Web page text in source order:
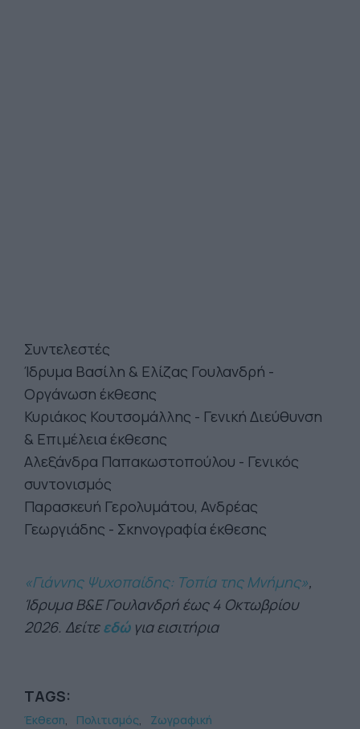
Συντελεστές
Ίδρυμα Βασίλη & Ελίζας Γουλανδρή -
Οργάνωση έκθεσης
Κυριάκος Κουτσομάλλης - Γενική Διεύθυνση
& Επιμέλεια έκθεσης
Αλεξάνδρα Παπακωστοπούλου - Γενικός
συντονισμός
Παρασκευή Γερολυμάτου, Ανδρέας
Γεωργιάδης - Σκηνογραφία έκθεσης
«Γιάννης Ψυχοπαίδης: Τοπία της Μνήμης»,
Ίδρυμα Β&Ε Γουλανδρή έως 4 Οκτωβρίου
2026. Δείτεεδώ για εισιτήρια
TAGS:
Έκθεση Πολιτισμός Ζωγραφική